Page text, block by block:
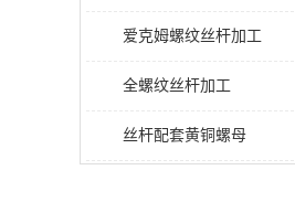
爱克姆螺纹丝杆加工
全螺纹丝杆加工
丝杆配套黄铜螺母